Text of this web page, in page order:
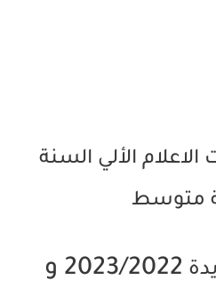
الألي السنة
2023/2022 و